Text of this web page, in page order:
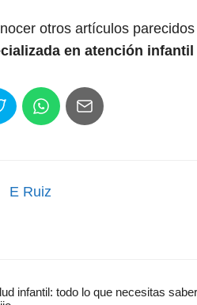
otros artículos
en atención infantil
E Ruiz
infantil: todo lo que necesitas